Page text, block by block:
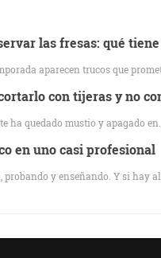
las fresas: qué
aparecen trucos que
con tijeras y no
quedado mustio y apagado en…
en uno casi profesional
y enseñando. Y si hay